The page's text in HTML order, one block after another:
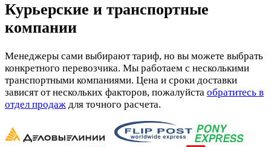
Курьерские и транспортные
компании
Менеджеры сами выбирают тариф, но вы можете выбрать
конкретного перевозчика. Мы работаем с несколькими
транспортными компаниями. Цена и сроки доставки
зависят от нескольких факторов, пожалуйста обратитесь в
отдел продаж для точного расчета.